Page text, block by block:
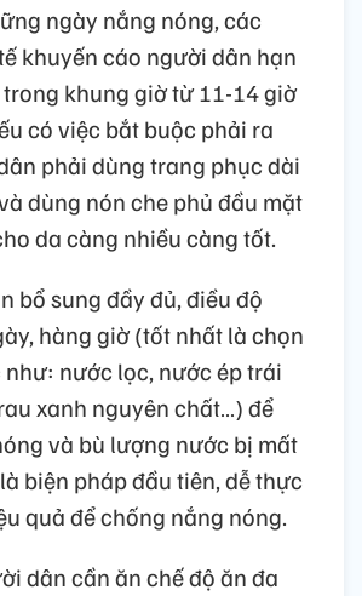
ngày nắng nóng, các
khuyến cáo người dân hạn
khung giờ từ 11-14 giờ
có việc bắt buộc phải ra
phải dùng trang phục dài
dùng nón che phủ đầu mặt
da càng nhiều càng tốt.
bổ sung đầy đủ, điều độ
hàng giờ (tốt nhất là chọn
nước lọc, nước ép trái
xanh nguyên chất…) để
và bù lượng nước bị mất
biện pháp đầu tiên, dễ thực
quả để chống nắng nóng.
dân cần ăn chế độ ăn đa